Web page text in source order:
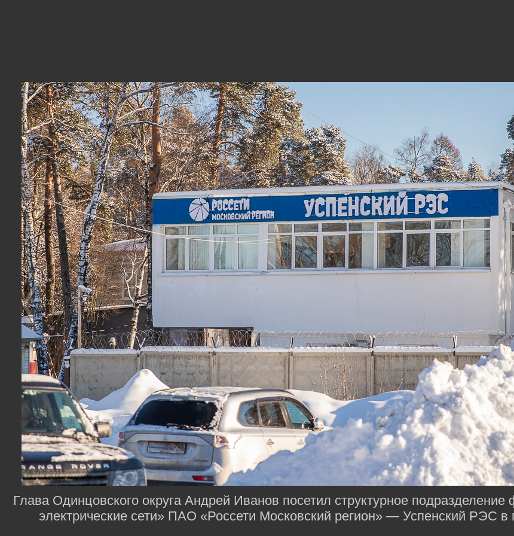
Глава Одинцовского округа Андрей Иванов посетил структурное
электрические сети» ПАО «Россети Московский регион» — Успенский РЭС в